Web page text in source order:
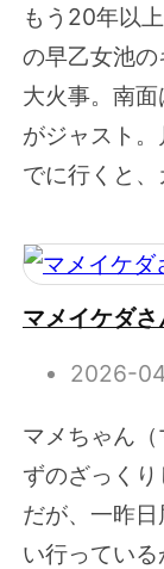
もう20年以
の早乙女池
大火事。南
がジャスト
でに行くと、
マメイケダ
2026-
マメちゃん
ずのざっく
だが、一昨
い行ってい